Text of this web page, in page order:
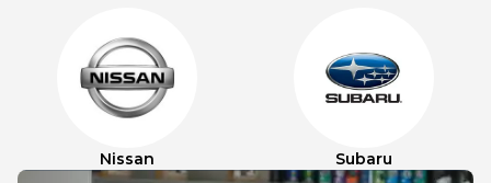
Nissan Subaru